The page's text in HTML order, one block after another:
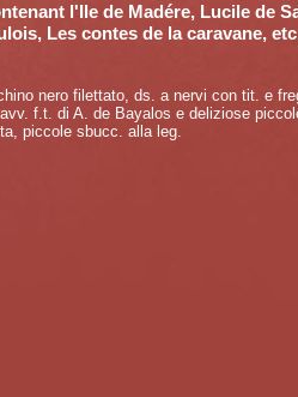
l'Ile de Madére, Lucile de
Les contes de la caravane,
nero filettato, ds. a nervi con tit. e
f.t. di A. de Bayalos e deliziose
piccole sbucc. alla leg.